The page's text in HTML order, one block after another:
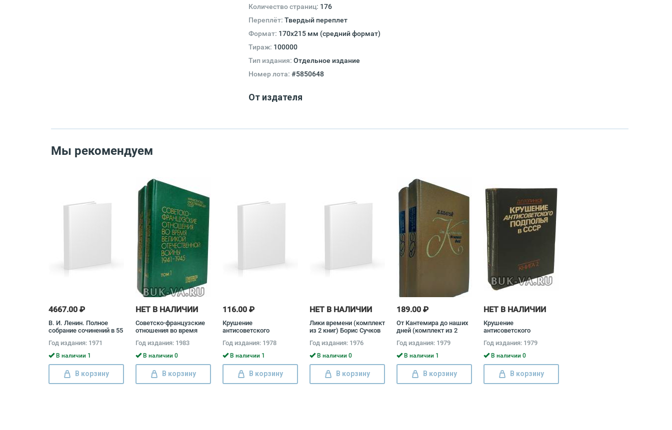
Количество страниц: 176
Переплёт: Твердый переплет
Формат: 170х215 мм (средний формат)
Тираж: 100000
Тип издания: Отдельное издание
Номер лота: #5850648
От издателя
Мы рекомендуем
4667.00 ₽
В. И. Ленин. Полное
собрание сочинений в 55
Владимир Ленин
Год издания: 1971
В наличии 1
В корзину
НЕТ В НАЛИЧИИ
Советско-французские
отношения во время
войны 1941 - 1945
(комплект из 2 книг)
Год издания: 1983
В наличии 0
В корзину
116.00 ₽
Крушение
антисоветского
(комплект из 2 книг)
Давид Голинков
Год издания: 1978
В наличии 1
В корзину
НЕТ В НАЛИЧИИ
Лики времени (комплект
из 2 книг) Борис Сучков
Год издания: 1976
В наличии 0
В корзину
189.00 ₽
От Кантемира до наших
дней (комплект из 2
Год издания: 1979
В наличии 1
В корзину
НЕТ В НАЛИЧИИ
Крушение
антисоветского
(комплект из 2 книг)
Давид Голинков
Год издания: 1979
В наличии 0
В корзину